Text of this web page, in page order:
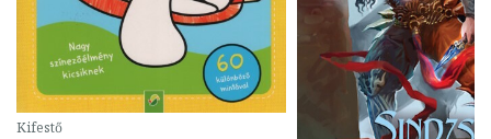
Kifestő